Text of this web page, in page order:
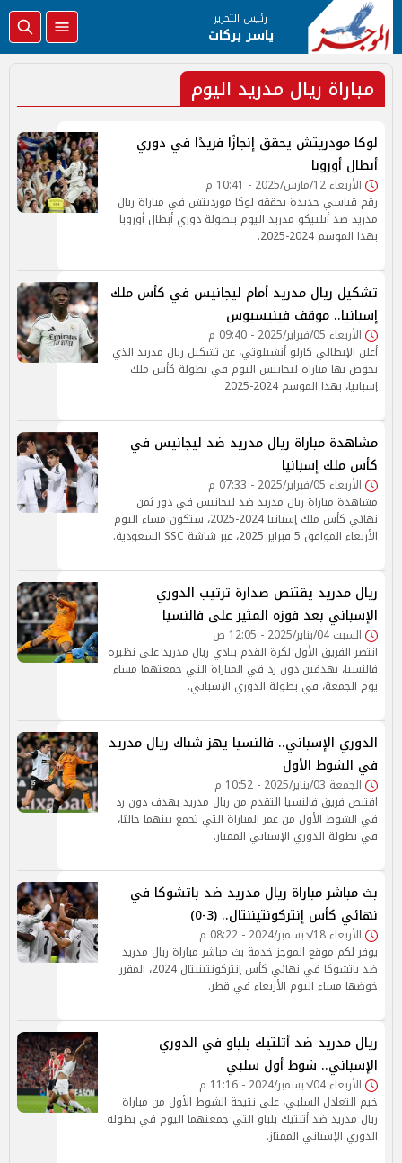
رئيس التحرير
ياسر بركات
مباراة ريال مدريد اليوم
لوكا مودريتش يحقق إنجازًا فريدًا في دوري
أبطال أوروبا
الأربعاء 12/مارس/2025 - 10:41 م
رقم قياسي جديدة يحققه لوكا مورديتش في مباراة ريال
مدريد ضد أتلتيكو مدريد اليوم ببطولة دوري أبطال أوروبا
بهذا الموسم 2024-2025.
تشكيل ريال مدريد أمام ليجانيس في كأس ملك
إسبانيا.. موقف فينيسيوس
الأربعاء 05/فبراير/2025 - 09:40 م
أعلن الإيطالي كارلو أنشيلوتي، عن تشكيل ريال مدريد الذي
يخوض بها مباراة ليجانيس اليوم في بطولة كأس ملك
إسبانيا، بهذا الموسم 2024-2025.
مشاهدة مباراة ريال مدريد ضد ليجانيس في
كأس ملك إسبانيا
الأربعاء 05/فبراير/2025 - 07:33 م
مشاهدة مباراة ريال مدريد ضد ليجانيس في دور ثمن
نهائي كأس ملك إسبانيا 2024-2025، ستكون مساء اليوم
الأربعاء الموافق 5 فبراير 2025، عبر شاشة SSC السعودية.
ريال مدريد يقتنص صدارة ترتيب الدوري
الإسباني بعد فوزه المثير على فالنسيا
السبت 04/يناير/2025 - 12:05 ص
انتصر الفريق الأول لكرة القدم بنادي ريال مدريد على نظيره
فالنسيا، بهدفين دون رد في المباراة التي جمعتهما مساء
يوم الجمعة، في بطولة الدوري الإسباني.
الدوري الإسباني.. فالنسيا يهز شباك ريال مدريد
في الشوط الأول
الجمعة 03/يناير/2025 - 10:52 م
اقتنص فريق فالنسيا التقدم من ريال مدريد بهدف دون رد
في الشوط الأول من عمر المباراة التي تجمع بينهما حاليًا،
في بطولة الدوري الإسباني الممتاز.
بث مباشر مباراة ريال مدريد ضد باتشوكا في
نهائي كأس إنتركونتيننتال.. (3-0)
الأربعاء 18/ديسمبر/2024 - 08:22 م
يوفر لكم موقع الموجز خدمة بث مباشر مباراة ريال مدريد
ضد باتشوكا في نهائي كأس إنتركونتيننتال 2024، المقرر
خوضها مساء اليوم الأربعاء في قطر.
ريال مدريد ضد أتلتيك بلباو في الدوري
الإسباني.. شوط أول سلبي
الأربعاء 04/ديسمبر/2024 - 11:16 م
خيم التعادل السلبي، على نتيجة الشوط الأول من مباراة
ريال مدريد ضد أتلتيك بلباو التي جمعتهما اليوم في بطولة
الدوري الإسباني الممتاز.